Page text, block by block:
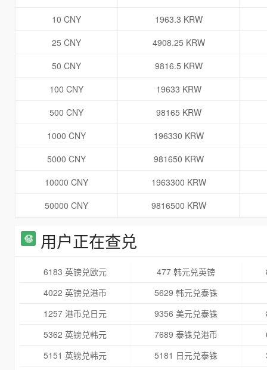
10 CNY
1963.3 KRW
25 CNY
4908.25 KRW
50 CNY
9816.5 KRW
100 CNY
19633 KRW
500 CNY
98165 KRW
1000 CNY
196330 KRW
5000 CNY
981650 KRW
10000 CNY
1963300 KRW
50000 CNY
9816500 KRW
用户正在查兑
6183 英镑兑欧元 477 韩元兑英镑
4022 英镑兑港币
5629 韩元兑泰铢
1257 港币兑日元
9356 美元兑泰铢
5362 英镑兑韩元
7689 泰铢兑港币
5151 英镑兑韩元
5181 日元兑泰铢